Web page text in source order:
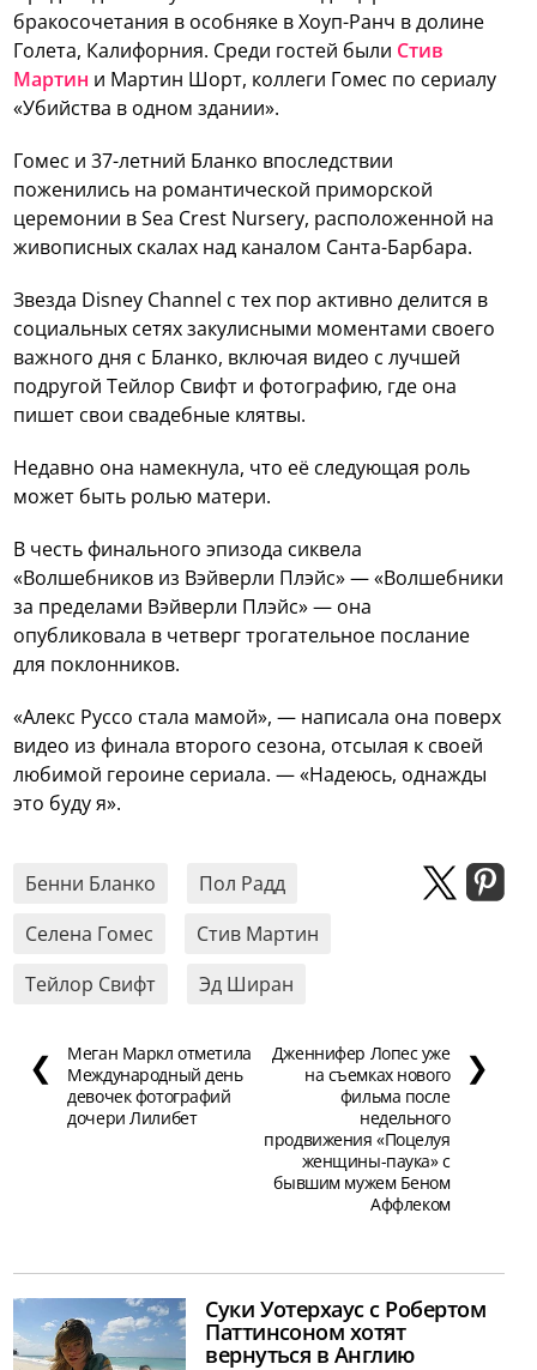
бракосочетания в особняке в Хоуп-Ранч в долине
Голета, Калифорния. Среди гостей были Стив
Мартин и Мартин Шорт, коллеги Гомес по сериалу
«Убийства в одном здании».
Гомес и 37-летний Бланко впоследствии
поженились на романтической приморской
церемонии в Sea Crest Nursery, расположенной на
живописных скалах над каналом Санта-Барбара.
Звезда Disney Channel с тех пор активно делится в
социальных сетях закулисными моментами своего
важного дня с Бланко, включая видео с лучшей
подругой Тейлор Свифт и фотографию, где она
пишет свои свадебные клятвы.
Недавно она намекнула, что её следующая роль
может быть ролью матери.
В честь финального эпизода сиквела
«Волшебников из Вэйверли Плэйс» — «Волшебники
за пределами Вэйверли Плэйс» — она
опубликовала в четверг трогательное послание
для поклонников.
«Алекс Руссо стала мамой», — написала она поверх
видео из финала второго сезона, отсылая к своей
любимой героине сериала. — «Надеюсь, однажды
это буду я».
Бенни Бланко
Пол Радд
Селена Гомес
Стив Мартин
Тейлор Свифт
Эд Ширан
❮
Меган Маркл отметила
Международный день
девочек фотографий
дочери Лилибет
Дженнифер Лопес уже
на съемках нового
фильма после
недельного
продвижения «Поцелуя
женщины-паука» с
бывшим мужем Беном
Аффлеком
❯
Суки Уотерхаус с Робертом
Паттинсоном хотят
вернуться в Англию